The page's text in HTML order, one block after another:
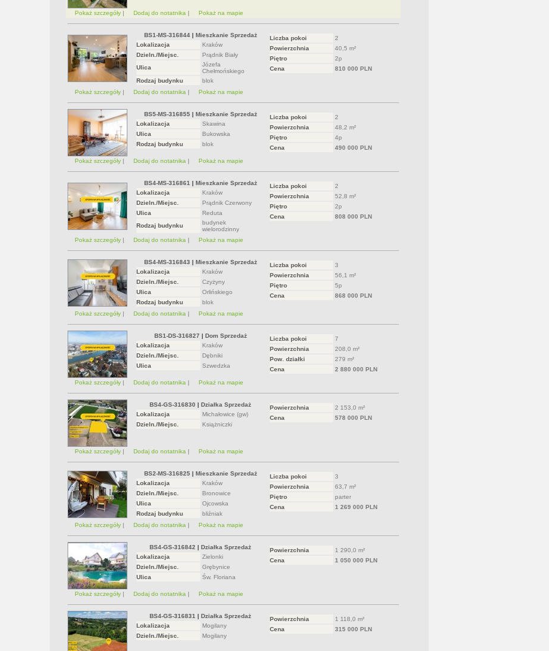
Pokaż szczegóły | Dodaj do notatnika | Pokaż na mapie
BS1-MS-316844| Mieszkanie Sprzedaż
Lokalizacja
Kraków
Dzieln./Miejsc.
Prądnik Biały
Ulica
Józefa
Chełmońskiego
Rodzaj budynku
blok
Liczba pokoi
2
Powierzchnia
40,5 m²
Piętro
2p
Cena
810 000 PLN
Pokaż szczegóły | Dodaj do notatnika | Pokaż na mapie
BS5-MS-316855| Mieszkanie Sprzedaż
Lokalizacja
Skawina
Ulica
Bukowska
Rodzaj budynku
blok
Liczba pokoi
2
Powierzchnia
48,2 m²
Piętro
4p
Cena
490 000 PLN
Pokaż szczegóły | Dodaj do notatnika | Pokaż na mapie
BS4-MS-316861 | Mieszkanie Sprzedaż
Lokalizacja
Kraków
Dzieln./Miejsc.
Prądnik Czerwony
Ulica
Reduta
Rodzaj budynku
budynek
wielorodzinny
Liczba pokoi
2
Powierzchnia
52,8 m²
Piętro
2p
Cena
808 000 PLN
Pokaż szczegóły | Dodaj do notatnika | Pokaż na mapie
BS4-MS-316843 | Mieszkanie Sprzedaż
Lokalizacja
Kraków
Dzieln./Miejsc.
Czyżyny
Ulica
Orlińskiego
Rodzaj budynku
blok
Liczba pokoi
3
Powierzchnia
56,1 m²
Piętro
5p
Cena
868 000 PLN
Pokaż szczegóły | Dodaj do notatnika | Pokaż na mapie
BS1-DS-316827 | Dom Sprzedaż
Lokalizacja
Kraków
Dzieln./Miejsc.
Dębniki
Ulica
Szwedzka
Liczba pokoi
7
Powierzchnia
208,0 m²
Pow. działki
279 m²
Cena
2 880 000 PLN
Pokaż szczegóły | Dodaj do notatnika | Pokaż na mapie
BS4-GS-316830 | Działka Sprzedaż
Lokalizacja
Michałowice (gw)
Dzieln./Miejsc.
Książniczki
Powierzchnia
2 153,0 m²
Cena
578 000 PLN
Pokaż szczegóły | Dodaj do notatnika | Pokaż na mapie
BS2-MS-316825| Mieszkanie Sprzedaż
Lokalizacja
Kraków
Dzieln./Miejsc.
Bronowice
Ulica
Ojcowska
Rodzaj budynku
bliźniak
Liczba pokoi
3
Powierzchnia
63,7 m²
Piętro
parter
Cena
1 269 000 PLN
Pokaż szczegóły | Dodaj do notatnika | Pokaż na mapie
BS4-GS-316842 | Działka Sprzedaż
Lokalizacja
Zielonki
Dzieln./Miejsc.
Grębynice
Ulica
Św. Floriana
Powierzchnia
1 290,0 m²
Cena
1 050 000 PLN
Pokaż szczegóły | Dodaj do notatnika | Pokaż na mapie
BS4-GS-316831 | Działka Sprzedaż
Lokalizacja
Mogilany
Dzieln./Miejsc.
Mogilany
Powierzchnia
1 118,0 m²
Cena
315 000 PLN